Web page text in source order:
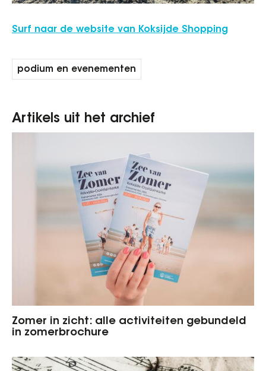
Surf naar de website van Koksijde Shopping
podium en evenementen
Artikels uit het archief
Zomer in zicht: alle activiteiten gebundeld
in zomerbrochure